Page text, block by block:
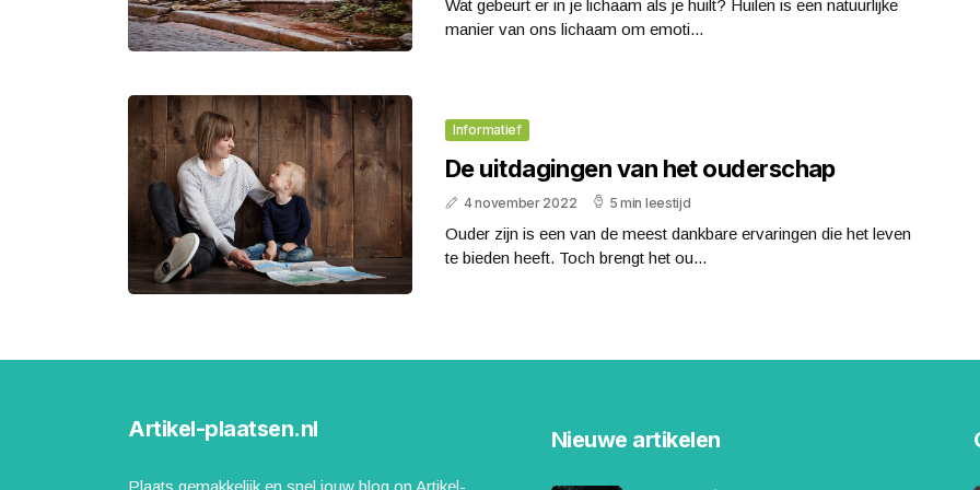
Wat gebeurt er in je lichaam als je huilt? Huilen is een natuurlijke
manier van ons lichaam om emoti...
Informatief
De uitdagingen van het ouderschap
4 november 2022 5 min leestijd
Ouder zijn is een van de meest dankbare ervaringen die het leven
te bieden heeft. Toch brengt het ou...
Artikel-plaatsen.nl
Plaats gemakkelijk en snel jouw blog op Artikel-
Nieuwe artikelen